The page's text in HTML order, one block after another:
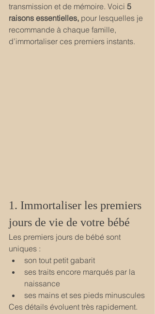
transmission et de mémoire. Voici 5
raisons essentielles, pour lesquelles je
recommande à chaque famille,
d’immortaliser ces premiers instants.
1. Immortaliser les premiers
jours de vie de votre bébé
Les premiers jours de bébé sont
uniques :
son tout petit gabarit
ses traits encore marqués par la
naissance
ses mains et ses pieds minuscules
Ces détails évoluent très rapidement.